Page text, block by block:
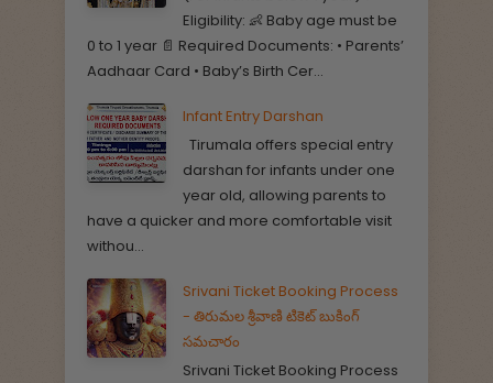
Eligibility: 👶 Baby age must be
0 to 1 year 📄 Required Documents: • Parents’
Aadhaar Card • Baby’s Birth Cer...
Infant Entry Darshan
Tirumala offers special entry
darshan for infants under one
year old, allowing parents to
have a quicker and more comfortable visit
withou...
Srivani Ticket Booking Process
- తిరుమల శ్రీవాణి టికెట్ బుకింగ్
సమచారం
Srivani Ticket Booking Process